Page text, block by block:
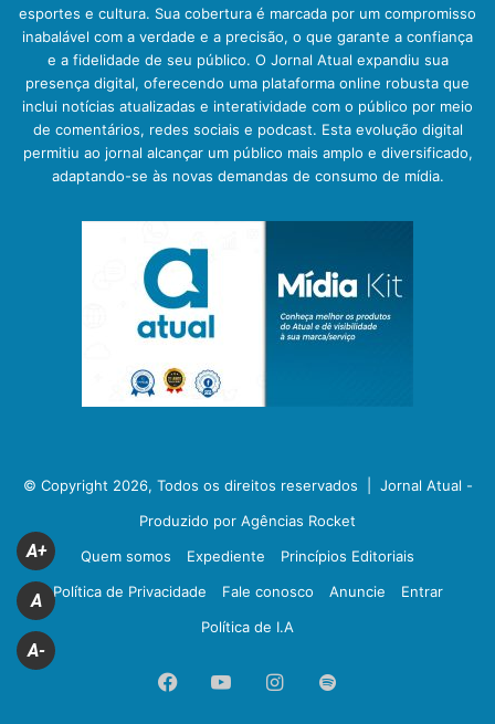
esportes e cultura. Sua cobertura é marcada por um compromisso
inabalável com a verdade e a precisão, o que garante a confiança
e a fidelidade de seu público. O Jornal Atual expandiu sua
presença digital, oferecendo uma plataforma online robusta que
inclui notícias atualizadas e interatividade com o público por meio
de comentários, redes sociais e podcast. Esta evolução digital
permitiu ao jornal alcançar um público mais amplo e diversificado,
adaptando-se às novas demandas de consumo de mídia.
© Copyright 2026, Todos os direitos reservados | Jornal Atual -
Produzido por Agências Rocket
Quem somos
Expediente
Princípios Editoriais
Política de Privacidade
Fale conosco Anuncie
Entrar
Política de I.A
FacebookYouTubeInstagram
Spotify
A+
A
A-